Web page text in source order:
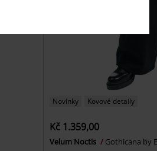
Novinky Kovové detaily
Kč 1.359,00
Velum Noctis Gothicana by